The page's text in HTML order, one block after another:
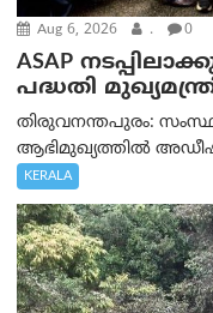
Aug 6, 2026 . 0
ASAP
പദ്ധതി
തിരുവനന്തപുരം:
ആഭിമുഖ്യത്തിൽ
KERALA